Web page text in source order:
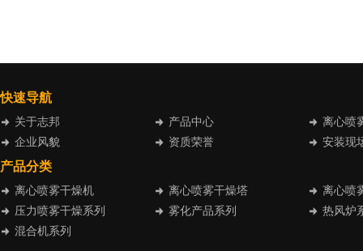
快速导航
关于志邦 产品中心
离心喷
企业风貌
资质荣誉 安装现
产品分类
离心喷雾干燥机 离心喷雾干燥塔
离心喷
压力喷雾干燥系列
雾化产品系列
热风炉
混合机系列